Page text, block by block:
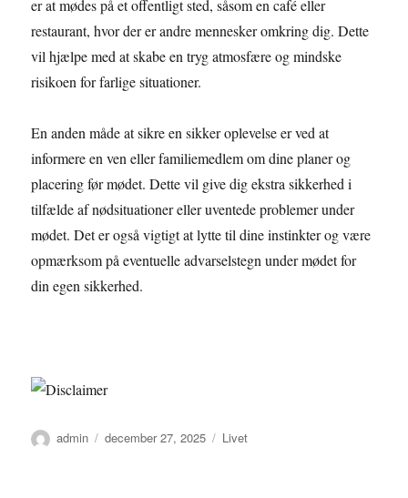
er at mødes på et offentligt sted, såsom en café eller
restaurant, hvor der er andre mennesker omkring dig. Dette
vil hjælpe med at skabe en tryg atmosfære og mindske
risikoen for farlige situationer.
En anden måde at sikre en sikker oplevelse er ved at
informere en ven eller familiemedlem om dine planer og
placering før mødet. Dette vil give dig ekstra sikkerhed i
tilfælde af nødsituationer eller uventede problemer under
mødet. Det er også vigtigt at lytte til dine instinkter og være
opmærksom på eventuelle advarselstegn under mødet for
din egen sikkerhed.
Forfatter
admin Udgivet
december 27, 2025 Kategorier
Livet